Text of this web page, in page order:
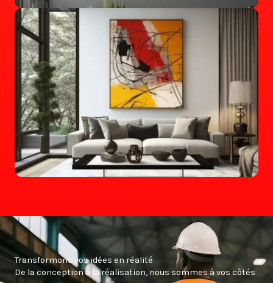
Transformons vos idées en réalité
De la conception à la réalisation, nous sommes à vos côtés